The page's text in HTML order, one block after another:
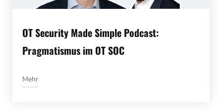
OT Security Made Simple Podcast:
Pragmatismus im OT SOC
Mehr